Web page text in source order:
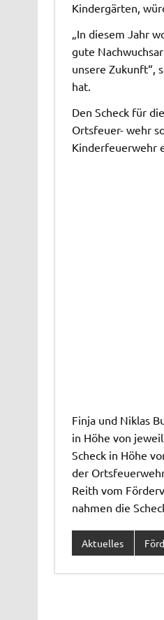
Kindergärten,
„In diesem Jahr
gute
unsere Zukunft“,
hat.
Den Scheck für
Ortsfeuer- wehr
Kinderfeuerwehr
Finja und Niklas
in Höhe von
Scheck in Höhe
der
Reith vom
nahmen die
Aktuelles